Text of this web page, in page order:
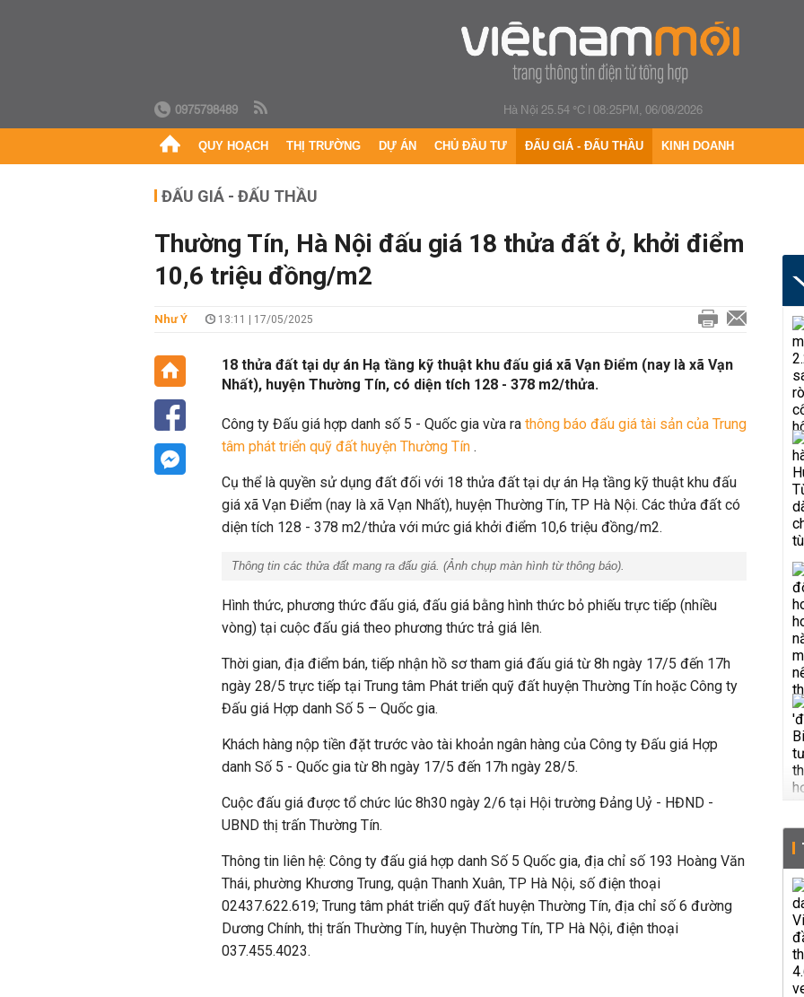
0975798489 Hà Nội 25.54 °C|08:25PM, 06/08/2026
QUY HOẠCH THỊ TRƯỜNG DỰ ÁN CHỦ ĐẦU TƯ ĐẤU GIÁ - ĐẤU THẦU KINH DOANH
ĐẤU GIÁ - ĐẤU THẦU
Thường Tín, Hà Nội đấu giá 18 thửa đất ở, khởi điểm
10,6 triệu đồng/m2
Như Ý 13:11 | 17/05/2025
18 thửa đất tại dự án Hạ tầng kỹ thuật khu đấu giá xã Vạn Điểm (nay là xã Vạn
Nhất), huyện Thường Tín, có diện tích 128 - 378 m2/thửa.
Công ty Đấu giá hợp danh số 5 - Quốc gia vừa ra thông báo đấu giá tài sản của Trung
tâm phát triển quỹ đất huyện Thường Tín .
Cụ thể là quyền sử dụng đất đối với 18 thửa đất tại dự án Hạ tầng kỹ thuật khu đấu
giá xã Vạn Điểm (nay là xã Vạn Nhất), huyện Thường Tín, TP Hà Nội. Các thửa đất có
diện tích 128 - 378 m2/thửa với mức giá khởi điểm 10,6 triệu đồng/m2.
Thông tin các thửa đất mang ra đấu giá. (Ảnh chụp màn hình từ thông báo).
Hình thức, phương thức đấu giá, đấu giá bằng hình thức bỏ phiếu trực tiếp (nhiều
vòng) tại cuộc đấu giá theo phương thức trả giá lên.
Thời gian, địa điểm bán, tiếp nhận hồ sơ tham giá đấu giá từ 8h ngày 17/5 đến 17h
ngày 28/5 trực tiếp tại Trung tâm Phát triển quỹ đất huyện Thường Tín hoặc Công ty
Đấu giá Hợp danh Số 5 – Quốc gia.
Khách hàng nộp tiền đặt trước vào tài khoản ngân hàng của Công ty Đấu giá Hợp
danh Số 5 - Quốc gia từ 8h ngày 17/5 đến 17h ngày 28/5.
Cuộc đấu giá được tổ chức lúc 8h30 ngày 2/6 tại Hội trường Đảng Uỷ - HĐND -
UBND thị trấn Thường Tín.
Thông tin liên hệ: Công ty đấu giá hợp danh Số 5 Quốc gia, địa chỉ số 193 Hoàng Văn
Thái, phường Khương Trung, quận Thanh Xuân, TP Hà Nội, số điện thoại
02437.622.619; Trung tâm phát triển quỹ đất huyện Thường Tín, địa chỉ số 6 đường
Dương Chính, thị trấn Thường Tín, huyện Thường Tín, TP Hà Nội, điện thoại
037.455.4023.